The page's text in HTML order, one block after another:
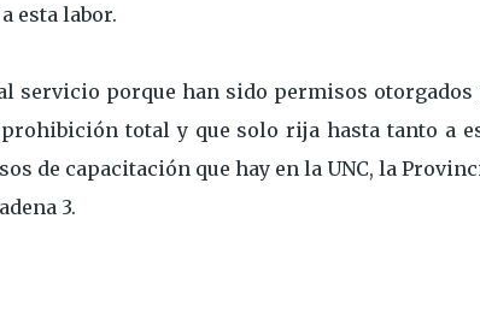
esta labor.
servicio porque han sido permisos otorgados
total y que solo rija hasta tanto a
de capacitación que hay en la UNC, la
3.